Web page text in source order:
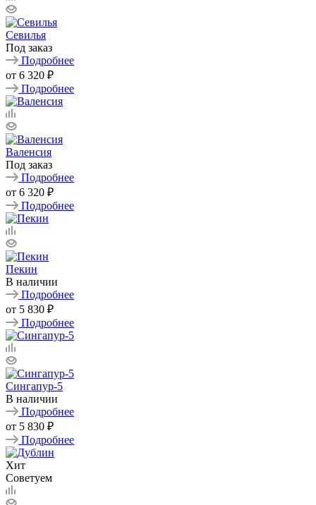
Севилья
Под заказ
Подробнее
от 6 320 ₽
Подробнее
Валенсия
Под заказ
Подробнее
от 6 320 ₽
Подробнее
Пекин
В наличии
Подробнее
от 5 830 ₽
Подробнее
Сингапур-5
В наличии
Подробнее
от 5 830 ₽
Подробнее
Хит
Советуем